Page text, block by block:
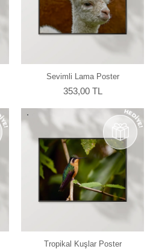
Sevimli Lama Poster
353,00 TL
Tropikal Kuşlar Poster